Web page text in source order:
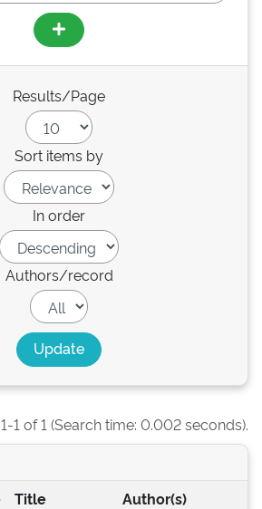
Results/Page
Sort items by
In order
Authors/record
1 of 1 (Search time: 0.002 seconds).
Title Author(s)